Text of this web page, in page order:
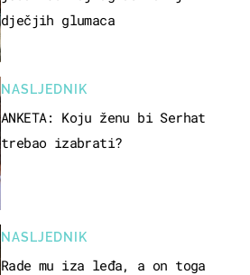
dječjih glumaca
NASLJEDNIK
ANKETA: Koju ženu bi Serhat
trebao izabrati?
NASLJEDNIK
Rade mu iza leđa, a on toga